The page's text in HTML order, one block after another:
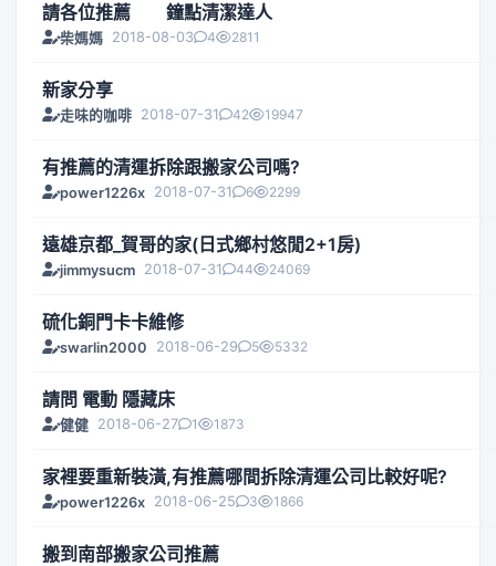
請各位推薦 鐘點清潔達人
柴媽媽 2018-08-03 4 2811
新家分享
走味的咖啡 2018-07-31 42 19947
有推薦的清運拆除跟搬家公司嗎?
power1226x 2018-07-31 6 2299
遠雄京都_賀哥的家(日式鄉村悠閒2+1房)
jimmysucm 2018-07-31 44 24069
硫化銅門卡卡維修
swarlin2000 2018-06-29 5 5332
請問 電動 隱藏床
健健 2018-06-27 1 1873
家裡要重新裝潢,有推薦哪間拆除清運公司比較好呢?
power1226x 2018-06-25 3 1866
搬到南部搬家公司推薦